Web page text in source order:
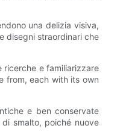
una delizia visiva,
disegni straordinari che
ricerche e familiarizzare
from, each with its own
e ben conservate
smalto, poiché nuove